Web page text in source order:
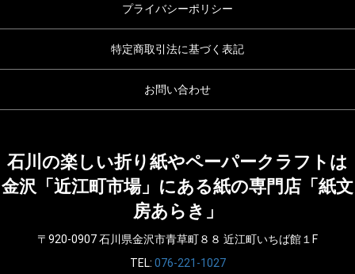
プライバシーポリシー
特定商取引法に基づく表記
お問い合わせ
石川の楽しい折り紙やペーパークラフトは
金沢「近江町市場」にある紙の専門店「紙文
房あらき」
〒920-0907 石川県金沢市青草町８８ 近江町いちば館１F
TEL: 076-221-1027